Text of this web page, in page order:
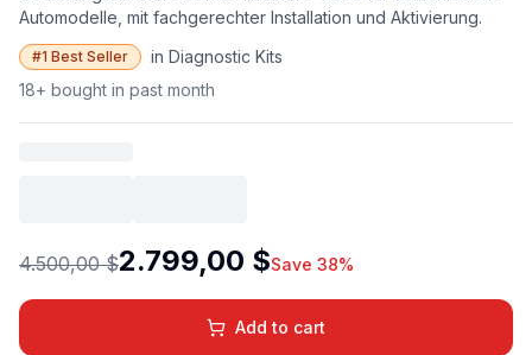
Automodelle, mit fachgerechter Installation und Aktivierung.
#1 Best Seller
in Diagnostic Kits
18+ bought in past month
4.500,00 $2.799,00 $Save 38%
Add to cart